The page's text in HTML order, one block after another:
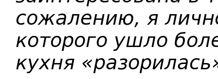
сожалению, я
которого ушло
кухня